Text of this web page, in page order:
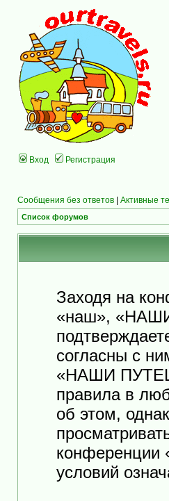
Вход Регистрация
Сообщения без ответов | Активные
Список форумов
Заходя на
«наш»,
согласны с
«НАШИ
правила в
об этом,
условий